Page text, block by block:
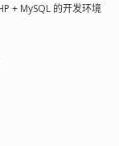
+ MySQL 的开发环境